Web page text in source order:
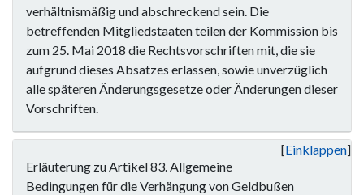
verhältnismäßig und abschreckend sein. Die
betreffenden Mitgliedstaaten teilen der Kommission bis
zum 25. Mai 2018 die Rechtsvorschriften mit, die sie
aufgrund dieses Absatzes erlassen, sowie unverzüglich
alle späteren Änderungsgesetze oder Änderungen dieser
Vorschriften.
Einklappen
Erläuterung zu Artikel 83. Allgemeine
Bedingungen für die Verhängung von Geldbußen